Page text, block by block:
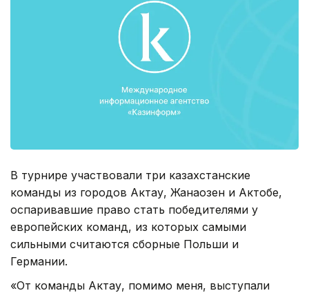
В турнире участвовали три казахстанские
команды из городов Актау, Жанаозен и Актобе,
оспаривавшие право стать победителями у
европейских команд, из которых самыми
сильными считаются сборные Польши и
Германии.
«От команды Актау, помимо меня, выступали